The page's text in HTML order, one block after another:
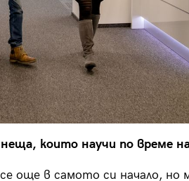
които научи по време
още в самото си начало, но